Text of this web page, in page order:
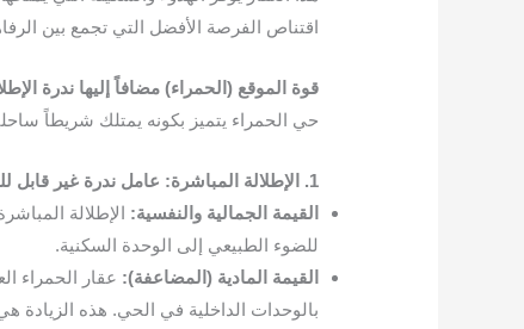
اقتناص الفرصة الأفضل التي تجمع بين
قوة الموقع (الحمراء) مضافاً إليها ندرة
حي الحمراء يتميز بكونه يمتلك شريطاً
1. الإطلالة المباشرة: عامل ندرة غير قابل للتكرار
القيمة الجمالية والنفسية: الإطلالة
للضوء الطبيعي إلى الوحدة السكنية.
القيمة المادية (المضاعفة): عقار الحمراء
بالوحدات الداخلية في الحي. هذه الزيادة